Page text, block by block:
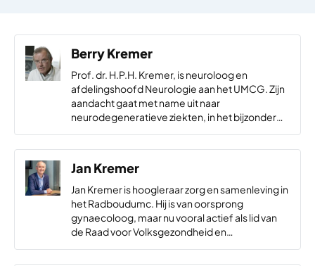
Berry Kremer
Prof. dr. H.P.H. Kremer, is neuroloog en
afdelingshoofd Neurologie aan het UMCG. Zijn
aandacht gaat met name uit naar
neurodegeneratieve ziekten, in het bijzonder
Jan Kremer
Jan Kremer is hoogleraar zorg en samenleving in
het Radboudumc. Hij is van oorsprong
gynaecoloog, maar nu vooral actief als lid van
de Raad voor Volksgezondheid en